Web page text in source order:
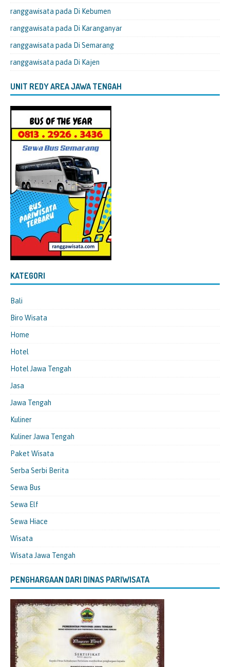
ranggawisata pada Di Kebumen
ranggawisata pada Di Karanganyar
ranggawisata pada Di Semarang
ranggawisata pada Di Kajen
UNIT REDY AREA JAWA TENGAH
KATEGORI
Bali
Biro Wisata
Home
Hotel
Hotel Jawa Tengah
Jasa
Jawa Tengah
Kuliner
Kuliner Jawa Tengah
Paket Wisata
Serba Serbi Berita
Sewa Bus
Sewa Elf
Sewa Hiace
Wisata
Wisata Jawa Tengah
PENGHARGAAN DARI DINAS PARIWISATA